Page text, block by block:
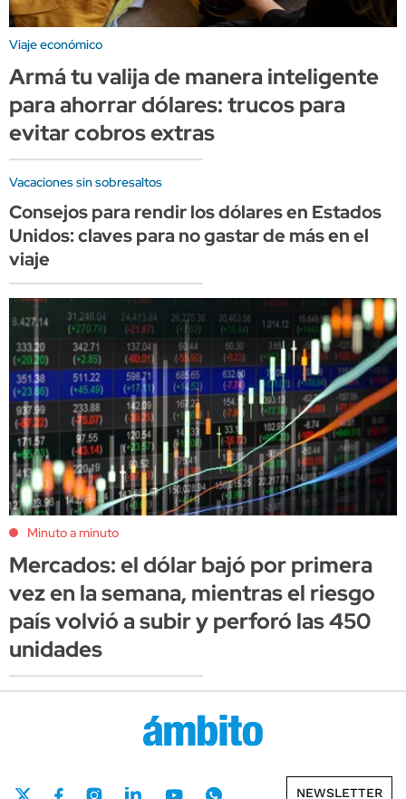
Viaje económico
Armá tu valija de manera inteligente
para ahorrar dólares: trucos para
evitar cobros extras
Vacaciones sin sobresaltos
Consejos para rendir los dólares en Estados
Unidos: claves para no gastar de más en el
viaje
Minuto a minuto
Mercados: el dólar bajó por primera
vez en la semana, mientras el riesgo
país volvió a subir y perforó las 450
unidades
NEWSLETTER